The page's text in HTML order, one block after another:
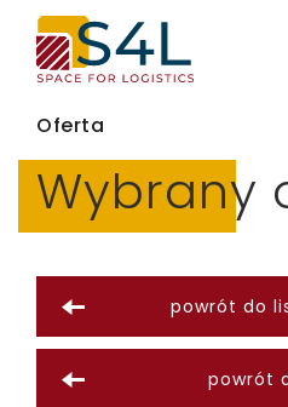
Oferta
Wybrany
powrót do
powrót